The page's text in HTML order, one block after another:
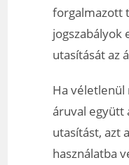
forgalmazott
jogszabályok
utasítását az
Ha véletlenül
áruval együtt
utasítást, azt
használatba